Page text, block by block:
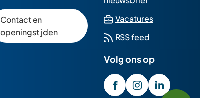
mailadres)
telefoonnummer)
een
Whatsapp
telefoonnummer)
Contact en
openingstijden
Vacatures(Verwijst
externe
website)
RSS feed
Volg ons op
/
(Verwijst(Verwijst(Verwijst